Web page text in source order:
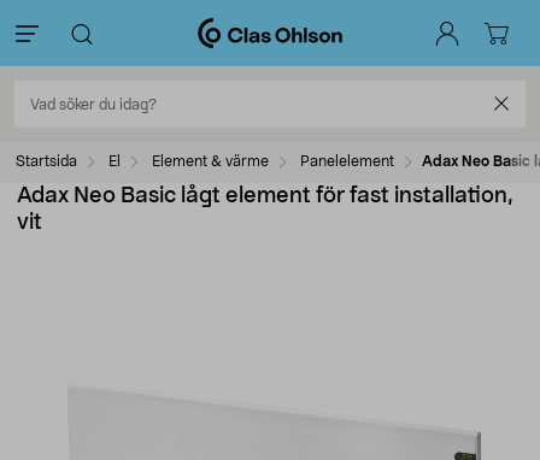
Startsida El Element & värme Panelelement Adax Neo Basic
Adax Neo Basic lågt element för fast installation,
vit